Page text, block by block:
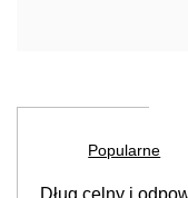
Popularne
Dług celny i